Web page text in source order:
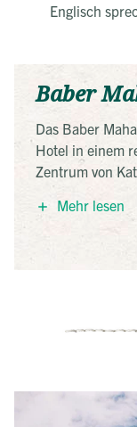
Englisch
Baber
Das Baber
Hotel in einem
Zentrum von
aus Newari,
individuell
dem
Mehr lesen